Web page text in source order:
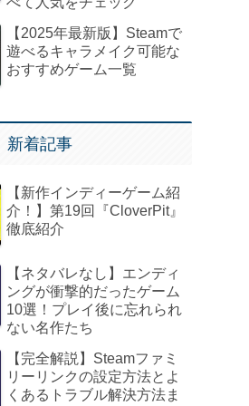
【2025年最新版】Steamで
遊べるキャラメイク可能な
おすすめゲーム一覧
新着記事
【新作インディーゲーム紹
介！】第19回『CloverPit』
徹底紹介
【ネタバレなし】エンディ
ングが衝撃的だったゲーム
10選！プレイ後に忘れられ
ない名作たち
【完全解説】Steamファミ
リーリンクの設定方法とよ
くあるトラブル解決方法ま